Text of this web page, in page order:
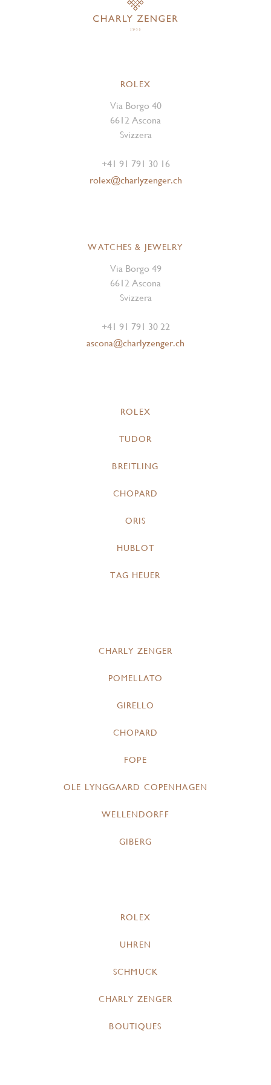
ROLEX
Via Borgo 40
6612 Ascona
Svizzera
+41 91 791 30 16
rolex@charlyzenger.ch
WATCHES & JEWELRY
Via Borgo 49
6612 Ascona
Svizzera
+41 91 791 30 22
ascona@charlyzenger.ch
ROLEX
TUDOR
BREITLING
CHOPARD
ORIS
HUBLOT
TAG HEUER
CHARLY ZENGER
POMELLATO
GIRELLO
CHOPARD
FOPE
OLE LYNGGAARD COPENHAGEN
WELLENDORFF
GIBERG
ROLEX
UHREN
SCHMUCK
CHARLY ZENGER
BOUTIQUES